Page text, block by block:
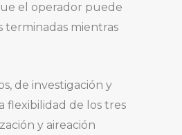
el operador puede
terminadas mientras
de investigación y
flexibilidad de los tres
y aireación